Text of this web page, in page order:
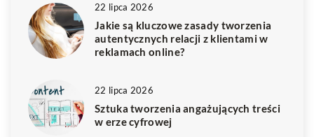
22 lipca 2026
Jakie są kluczowe zasady tworzenia
autentycznych relacji z klientami w
reklamach online?
22 lipca 2026
Sztuka tworzenia angażujących treści
w erze cyfrowej